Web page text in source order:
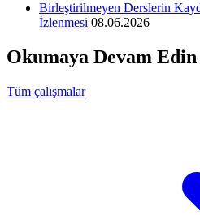
Birleştirilmeyen Derslerin
İzlenmesi 08.06.2026
Okumaya Devam Edin
Tüm çalışmalar